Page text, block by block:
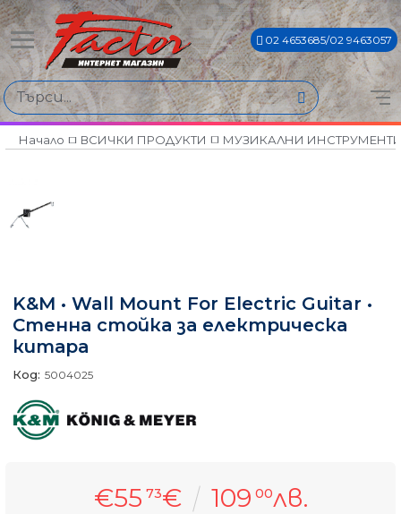
02 4653685/02 9463057
Начало ВСИЧКИ ПРОДУКТИ МУЗИКАЛНИ
K&M • Wall Mount For Electric Guitar •
Стенна стойка за електрическа
китара
Код: 5004025
€55 73€ 109 00лв.